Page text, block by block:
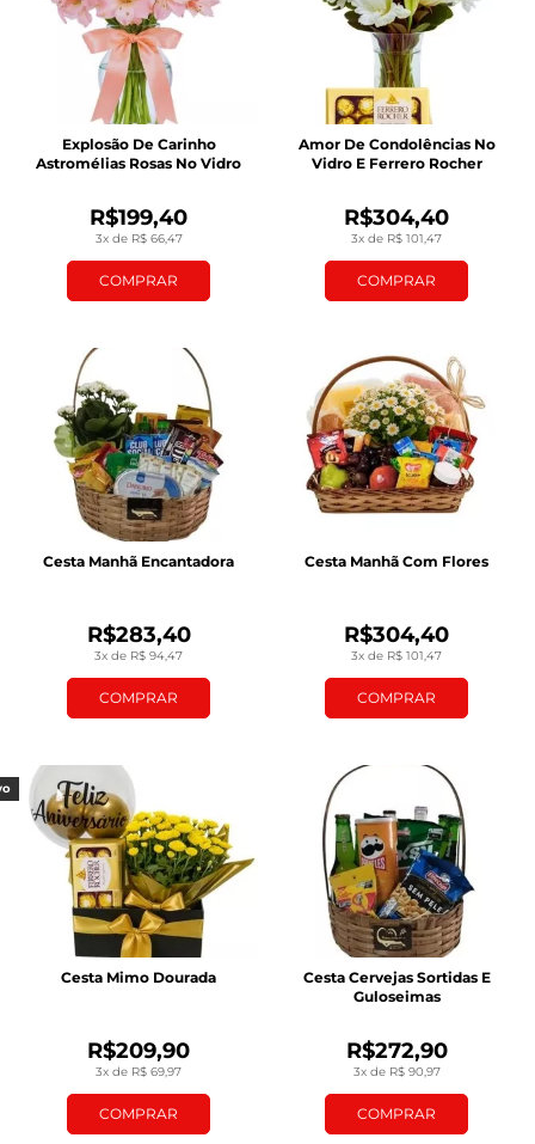
COMPRAR
3x de R$ 66,47
R$199,40
Explosão De Carinho
Astromélias Rosas No Vidro
COMPRAR
3x de R$ 101,47
R$304,40
Amor De Condolências No
Vidro E Ferrero Rocher
COMPRAR
3x de R$ 94,47
R$283,40
Cesta Manhã Encantadora
COMPRAR
3x de R$ 101,47
R$304,40
Cesta Manhã Com Flores
COMPRAR
3x de R$ 69,97
R$209,90
Cesta Mimo Dourada
COMPRAR
3x de R$ 90,97
R$272,90
Cesta Cervejas Sortidas E
Guloseimas